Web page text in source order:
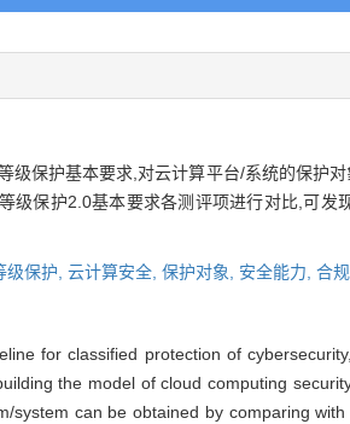
级保护基本要求,对云计算平台/系统的保护
级保护2.0基本要求各测评项进行对比,可
级保护, 云计算安全, 保护对象, 安全能力, 合
for classified protection of
the model of cloud computing
system can be obtained by comparing